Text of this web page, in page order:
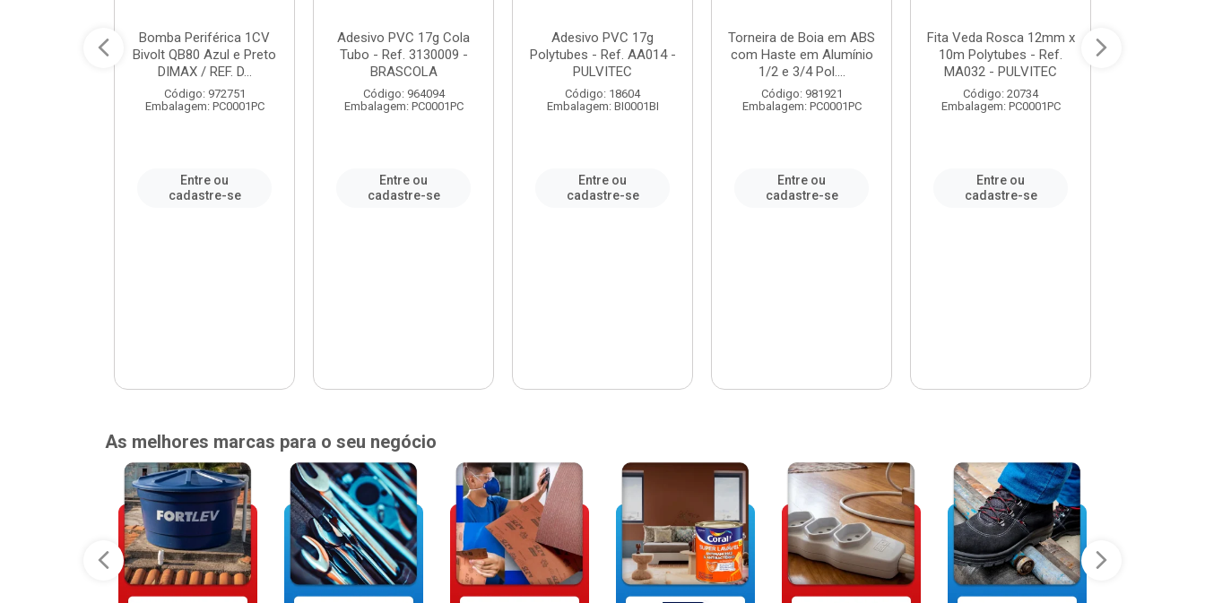
Bomba Periférica 1CV
Bivolt QB80 Azul e Preto
DIMAX / REF. D...
Código: 972751
Embalagem: PC0001PC
Entre ou
cadastre-se
Adesivo PVC 17g Cola
Tubo - Ref. 3130009 -
BRASCOLA
Código: 964094
Embalagem: PC0001PC
Entre ou
cadastre-se
Adesivo PVC 17g
Polytubes - Ref. AA014 -
PULVITEC
Código: 18604
Embalagem: BI0001BI
Entre ou
cadastre-se
Torneira de Boia em ABS
com Haste em Alumínio
1/2 e 3/4 Pol....
Código: 981921
Embalagem: PC0001PC
Entre ou
cadastre-se
Fita Veda Rosca 12mm x
10m Polytubes - Ref.
MA032 - PULVITEC
Código: 20734
Embalagem: PC0001PC
Entre ou
cadastre-se
As melhores marcas para o seu negócio